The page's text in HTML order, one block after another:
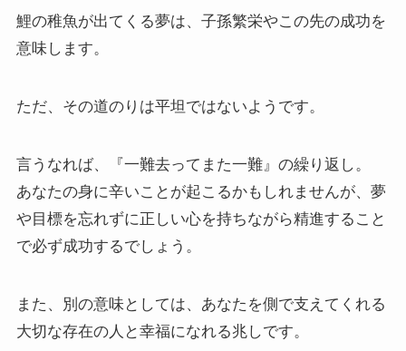
鯉の稚魚が出てくる夢は、子孫繁栄やこの先の成功を
意味します。
ただ、その道のりは平坦ではないようです。
言うなれば、『一難去ってまた一難』の繰り返し。
あなたの身に辛いことが起こるかもしれませんが、夢
や目標を忘れずに正しい心を持ちながら精進すること
で必ず成功するでしょう。
また、別の意味としては、あなたを側で支えてくれる
大切な存在の人と幸福になれる兆しです。